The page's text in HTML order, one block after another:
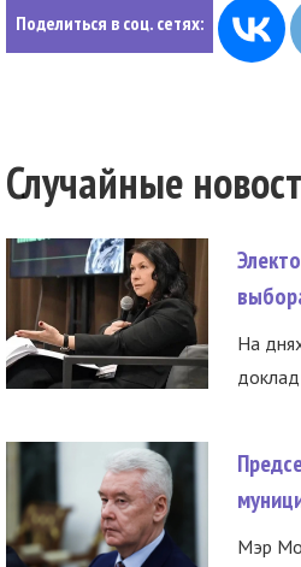
Поделиться в соц. сетях:
Случайные
На
Мэр